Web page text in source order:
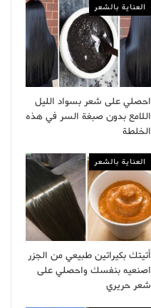
العناية بالشعر
احصلي على شعر بسواد الليل
اللامع بدون صبغة السر في هذه
الخلطة
العناية بالشعر
أتيتك بكيراتين طبيعي من الجزر
اصنعيه بنفسك واحصلي على
شعر حريري